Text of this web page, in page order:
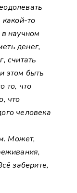
какой-то
в научном
денег,
считать
этом быть
то, что
что
человека
Может,
заберите,